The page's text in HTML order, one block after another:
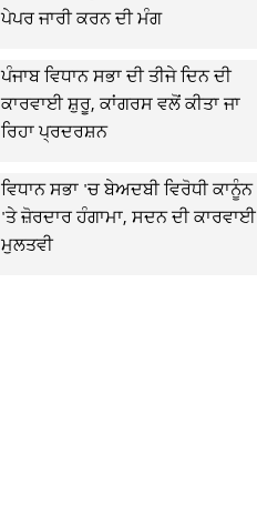
ਪੇਪਰ ਜਾਰੀ ਕਰਨ ਦੀ ਮੰਗ
ਪੰਜਾਬ ਵਿਧਾਨ ਸਭਾ ਦੀ ਤੀਜੇ ਦਿਨ ਦੀ
ਕਾਰਵਾਈ ਸ਼ੁਰੂ, ਕਾਂਗਰਸ ਵਲੋਂ ਕੀਤਾ ਜਾ
ਰਿਹਾ ਪ੍ਰਦਰਸ਼ਨ
ਵਿਧਾਨ ਸਭਾ 'ਚ ਬੇਅਦਬੀ ਵਿਰੋਧੀ ਕਾਨੂੰਨ
'ਤੇ ਜ਼ੋਰਦਾਰ ਹੰਗਾਮਾ, ਸਦਨ ਦੀ ਕਾਰਵਾਈ
ਮੁਲਤਵੀ